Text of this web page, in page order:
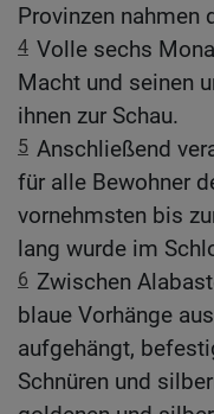
Provinzen nahmen
4 Volle sechs
Macht und seinen
ihnen zur Schau.
5 Anschließend
für alle Bewohner
vornehmsten bis
lang wurde im
6 Zwischen
blaue Vorhänge
aufgehängt,
Schnüren und